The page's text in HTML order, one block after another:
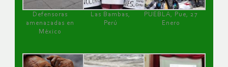
Defensoras
amenazadas en
México
Las Bambas,
Perú
PUEBLA, Pue, 27
Enero